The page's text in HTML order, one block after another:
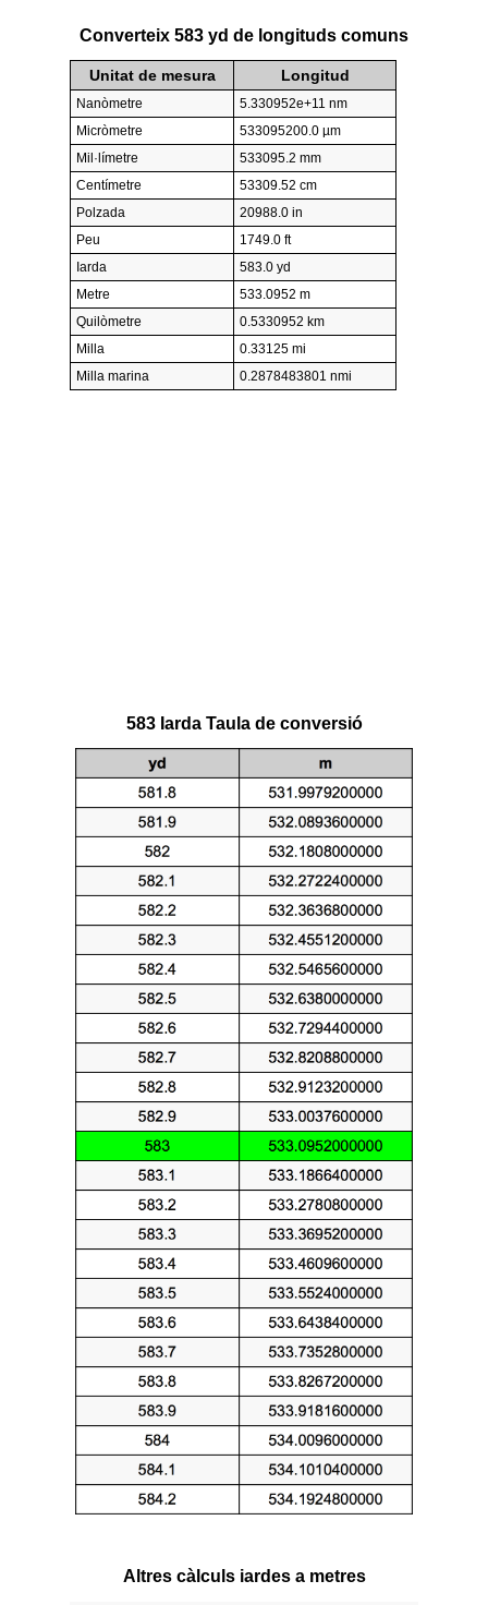
Converteix 583 yd de longituds comuns
Unitat de mesura Longitud
Nanòmetre
5.330952e+11 nm
Micròmetre
533095200.0 µm
Mil·límetre
533095.2 mm
Centímetre
53309.52 cm
Polzada
20988.0 in
Peu
1749.0 ft
Iarda
583.0 yd
Metre
533.0952 m
Quilòmetre
0.5330952 km
Milla
0.33125 mi
Milla marina
0.2878483801 nmi
583 Iarda Taula de conversió
Altres càlculs iardes a metres